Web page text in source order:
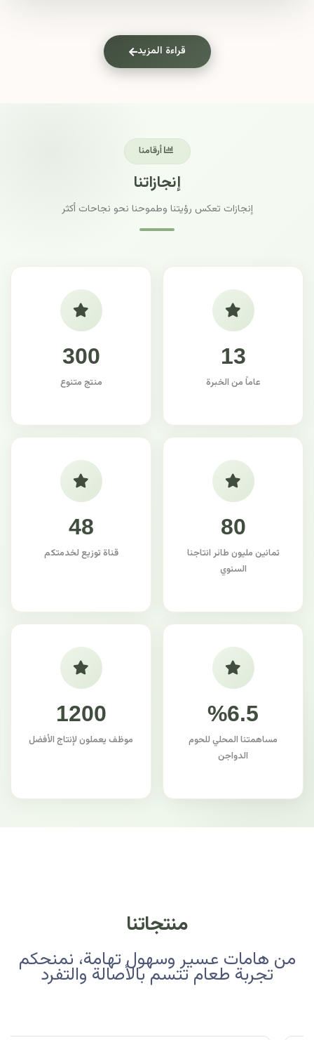
قراءة المزيد
أرقامنا
إنجازاتنا
إنجازات تعكس رؤيتنا وطموحنا نحو نجاحات أكثر
13
عاماً من الخبرة
300
منتج متنوع
80
ثمانين مليون طائر انتاجنا
السنوي
48
قناة توزيع لخدمتكم
%6.5
مساهمتنا المحلي للحوم
الدواجن
1200
موظف يعملون لإنتاج الأفضل
منتجاتنا
من هامات عسير وسهول تهامة، نمنحكم
تجربة طعام تتسم بالأصالة والتفرد